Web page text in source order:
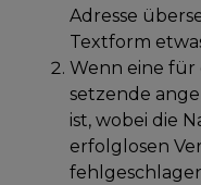
Adresse
Textform
Wenn eine
setzende
ist, wobei die
erfolglosen